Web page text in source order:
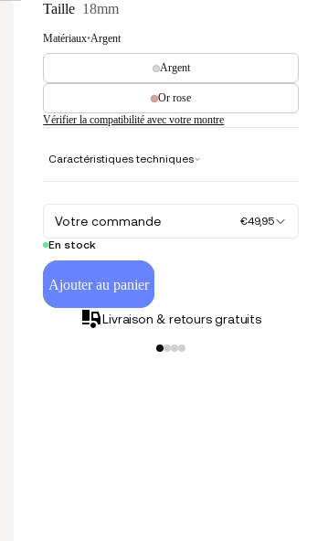
Taille 18mm
Matériaux•Argent
Argent
Or rose
Vérifier la compatibilité avec votre montre
Caractéristiques techniques
Votre commande
€49,95
En stock
Ajouter au panier
Livraison & retours gratuits